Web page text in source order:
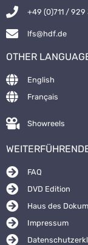
+49 (0)711 /
lfs@hdf.de
OTHER
English
Français
Showreels
FAQ
DVD Edition
Haus des
Impressum